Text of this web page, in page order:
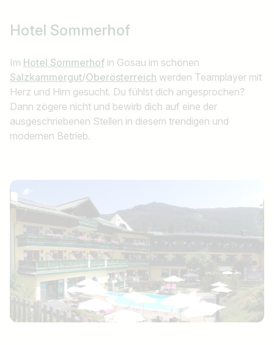
Hotel Sommerhof
Im Hotel Sommerhof in Gosau im schönen
Salzkammergut/Oberösterreich werden Teamplayer mit
Herz und Hirn gesucht. Du fühlst dich angesprochen?
Dann zögere nicht und bewirb dich auf eine der
ausgeschriebenen Stellen in diesem trendigen und
modernen Betrieb.